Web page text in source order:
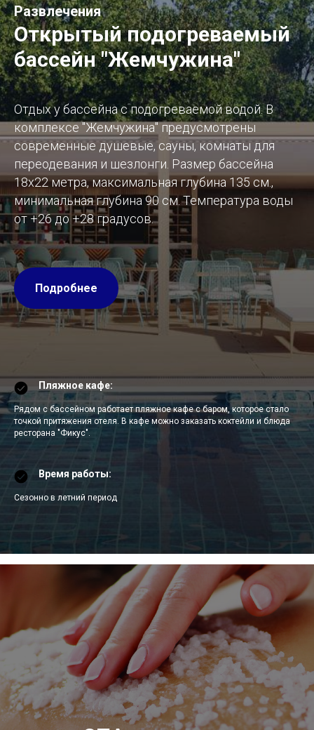
Развлечения
Открытый подогреваемый
бассейн "Жемчужина"
Отдых у бассейна с подогреваемой водой. В
комплексе "Жемчужина" предусмотрены
современные душевые, сауны, комнаты для
переодевания и шезлонги. Размер бассейна
18х22 метра, максимальная глубина 135 см.,
минимальная глубина 90 см. Температура воды
от +26 до +28 градусов.
Подробнее
Пляжное кафе:
Рядом с бассейном работает пляжное кафе с баром, которое стало
точкой притяжения отеля. В кафе можно заказать коктейли и блюда
ресторана "Фикус".
Время работы:
Сезонно в летний период
СПА-комплекс